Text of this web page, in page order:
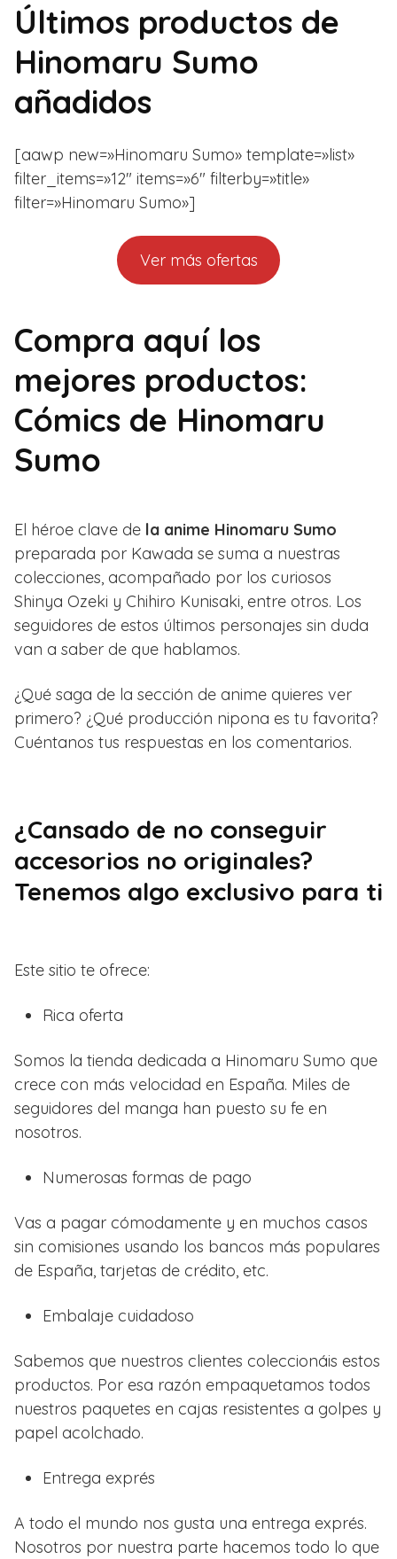
Últimos productos de
Hinomaru Sumo
añadidos
[aawp new=»Hinomaru Sumo» template=»list»
filter_items=»12″ items=»6″ filterby=»title»
filter=»Hinomaru Sumo»]
Ver más ofertas
Compra aquí los
mejores productos:
Cómics de Hinomaru
Sumo
El héroe clave de la anime Hinomaru Sumo
preparada por Kawada se suma a nuestras
colecciones, acompañado por los curiosos
Shinya Ozeki y Chihiro Kunisaki, entre otros. Los
seguidores de estos últimos personajes sin duda
van a saber de que hablamos.
¿Qué saga de la sección de anime quieres ver
primero? ¿Qué producción nipona es tu favorita?
Cuéntanos tus respuestas en los comentarios.
¿Cansado de no conseguir
accesorios no originales?
Tenemos algo exclusivo para ti
Este sitio te ofrece:
Rica oferta
Somos la tienda dedicada a Hinomaru Sumo que
crece con más velocidad en España. Miles de
seguidores del manga han puesto su fe en
nosotros.
Numerosas formas de pago
Vas a pagar cómodamente y en muchos casos
sin comisiones usando los bancos más populares
de España, tarjetas de crédito, etc.
Embalaje cuidadoso
Sabemos que nuestros clientes coleccionáis estos
productos. Por esa razón empaquetamos todos
nuestros paquetes en cajas resistentes a golpes y
papel acolchado.
Entrega exprés
A todo el mundo nos gusta una entrega exprés.
Nosotros por nuestra parte hacemos todo lo que